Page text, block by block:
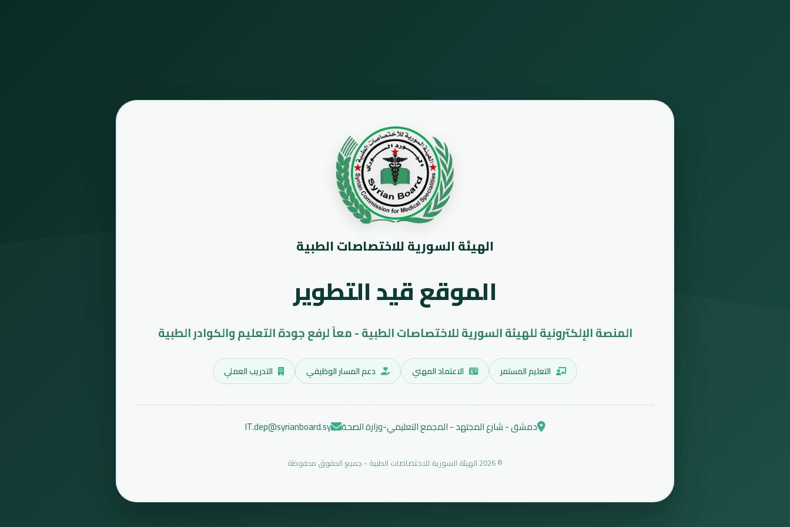
الهيئة السورية للاختصاصات الطبية
الموقع قيد التطوير
المنصة الإلكترونية للهيئة السورية للاختصاصات الطبية - معاً لرفع جودة التعليم والكوادر الطبية
التعليم المستمر الاعتماد المهني دعم المسار الوظيفي التدريب العملي
دمشق - شارع المجتهد - المجمع التعليمي-وزارة الصحة IT.dep@syrianboard.sy
© 2026 الهيئة السورية للاختصاصات الطبية - جميع الحقوق محفوظة